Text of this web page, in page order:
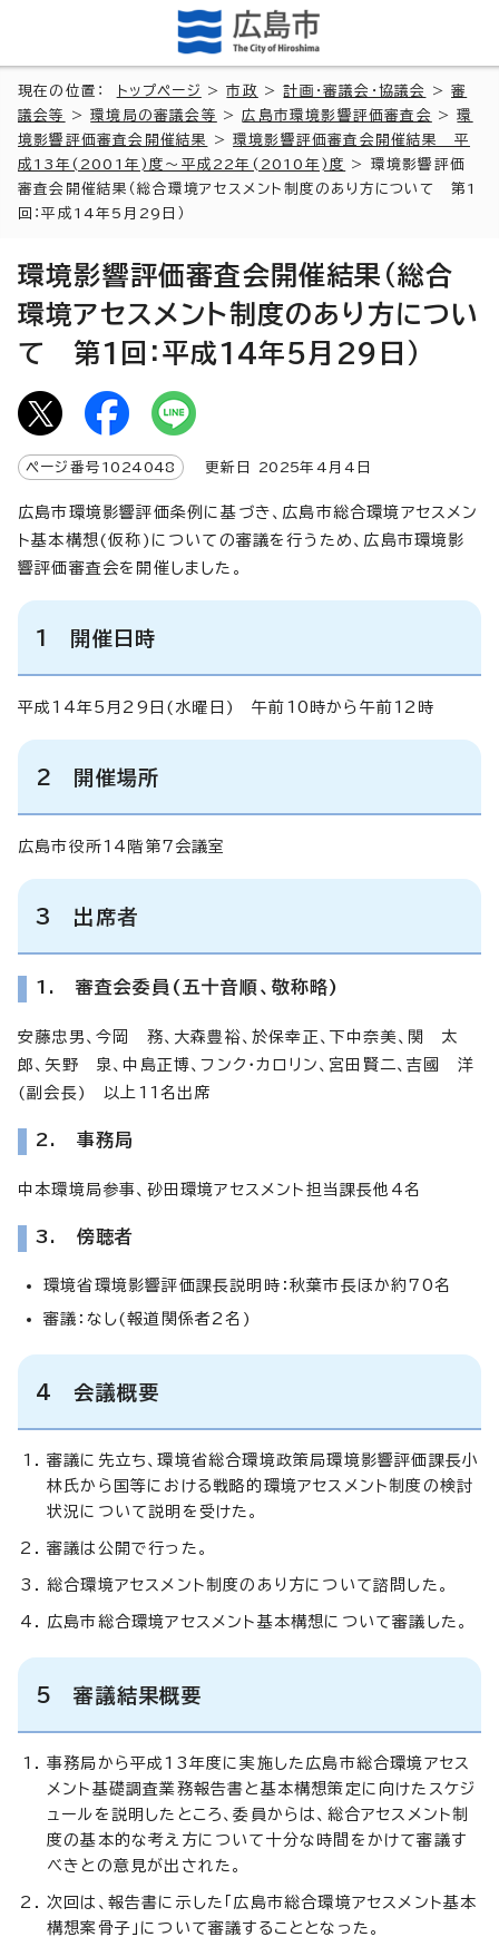
現在の位置： トップページ >市政 >計画・審議会・協議会 >審
議会等
>環境局の審議会等 >広島市環境影響評価審査会 >環
境影響評価審査会開催結果
>環境影響評価審査会開催結果 平
成13年(2001年)度～平成22年(2010年)度
> 環境影響評価
審査会開催結果（総合環境アセスメント制度のあり方について 第1
回：平成14年5月29日）
環境影響評価審査会開催結果（総合
環境アセスメント制度のあり方につい
て 第1回：平成14年5月29日）
ページ番号 1024048 更新日 2025年4月4日
広島市環境影響評価条例に基づき、広島市総合環境アセスメン
ト基本構想(仮称)についての審議を行うため、広島市環境影
響評価審査会を開催しました。
1 開催日時
平成14年5月29日(水曜日) 午前10時から午前12時
2 開催場所
広島市役所14階第7会議室
3 出席者
1. 審査会委員(五十音順、敬称略)
安藤忠男、今岡 務、大森豊裕、於保幸正、下中奈美、関 太
郎、矢野 泉、中島正博、フンク・カロリン、宮田賢二、吉國 洋
(副会長) 以上11名出席
2. 事務局
中本環境局参事、砂田環境アセスメント担当課長他4名
3. 傍聴者
環境省環境影響評価課長説明時：秋葉市長ほか約70名
審議：なし(報道関係者2名)
4 会議概要
審議に先立ち、環境省総合環境政策局環境影響評価課長小
林氏から国等における戦略的環境アセスメント制度の検討
状況について説明を受けた。
審議は公開で行った。
総合環境アセスメント制度のあり方について諮問した。
広島市総合環境アセスメント基本構想について審議した。
5 審議結果概要
事務局から平成13年度に実施した広島市総合環境アセス
メント基礎調査業務報告書と基本構想策定に向けたスケジ
ュールを説明したところ、委員からは、総合アセスメント制
度の基本的な考え方について十分な時間をかけて審議す
べきとの意見が出された。
次回は、報告書に示した「広島市総合環境アセスメント基本
構想案骨子」について審議することとなった。